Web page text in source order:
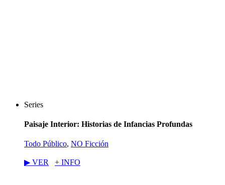
Series
Paisaje Interior: Historias de Infancias Profundas
Todo Público, NO Ficción
▶︎ VER + INFO